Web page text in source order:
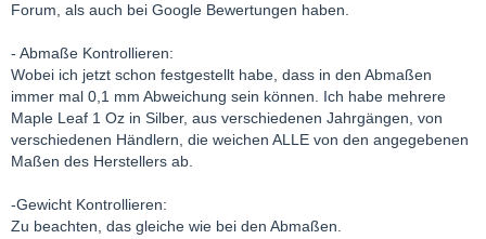
Forum, als auch bei Google Bewertungen haben.
- Abmaße Kontrollieren:
Wobei ich jetzt schon festgestellt habe, dass in den Abmaßen
immer mal 0,1 mm Abweichung sein können. Ich habe mehrere
Maple Leaf 1 Oz in Silber, aus verschiedenen Jahrgängen, von
verschiedenen Händlern, die weichen ALLE von den angegebenen
Maßen des Herstellers ab.
-Gewicht Kontrollieren:
Zu beachten, das gleiche wie bei den Abmaßen.